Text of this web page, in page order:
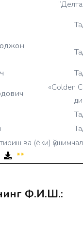
«Golden
ва (ёки)
**
Ф.И.Ш.:‎